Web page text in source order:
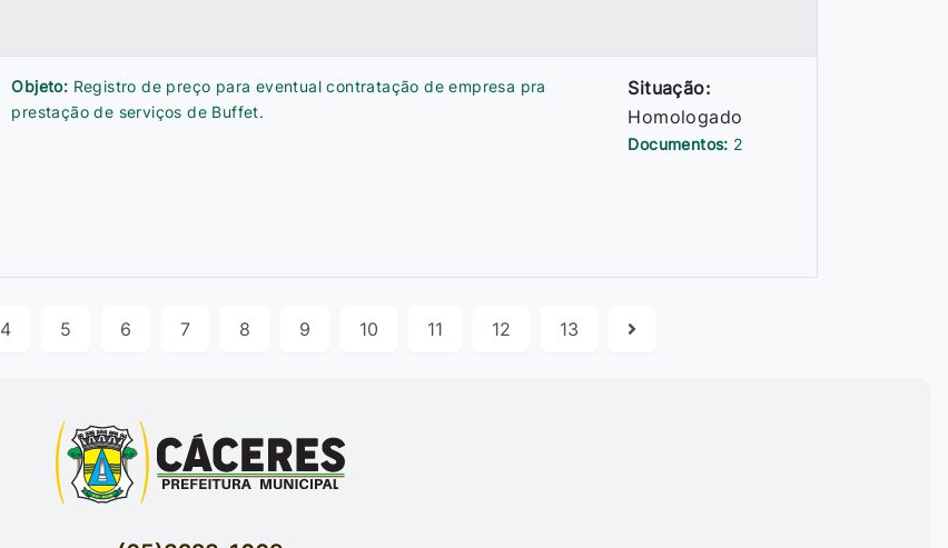
Objeto: Registro de preço para eventual contratação de empresa pra
prestação de serviços de Buffet.
Situação:
Homologado
Documentos: 2
4 5 6 7 8 9 10 11 12 13